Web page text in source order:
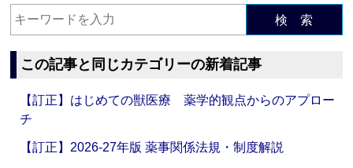
検 索
この記事と同じカテゴリーの新着記事
【訂正】はじめての獣医療 薬学的観点からのアプロー
チ
【訂正】2026-27年版 薬事関係法規・制度解説